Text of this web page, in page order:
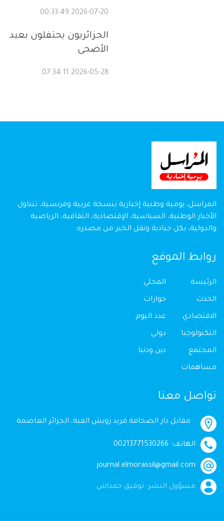
2026-07-20 00:33:49
الجزائريون يحتفلون بعيد
الأضحى
2026-05-28 07:34:11
المراسل، يومية وطنية إخبارية بنسخة عربية وفرنسية، تتناول
الأخبار الوطنية، السياسية، الإقتصادية، الثقافية، الرياضية
والدولية، بكل حيادية ونقل الخبر من مصدره.
روابط الموقع
الرئيسة
الحدث
الاقتصادي
التكنولوجيا
المجتمع
مساهمات
المحلي
حوارات
عدد اليوم
دولي
دين ودنيا
تواصل معنا
مقابل دار الصحافة فريد زويش القبة، الجزائر العاصمة
الهاتف: 00213771530266
journal.elmorassil@gmail.com
مسؤول النشر: توفيق حمداش